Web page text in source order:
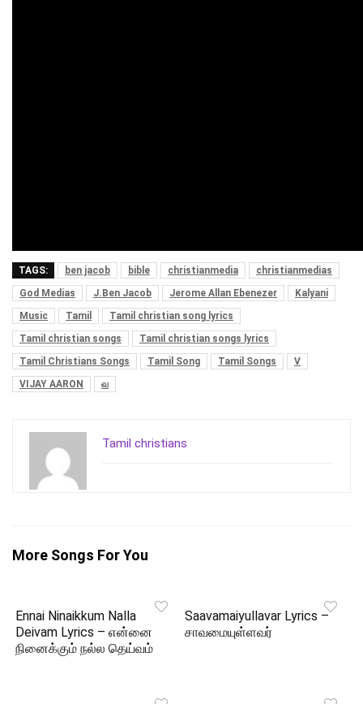
TAGS: ben jacob bible christianmedia
christianmedias
God Medias
J.Ben Jacob Jerome Allan Ebenezer
Kalyani
Music
Tamil
Tamil christian song lyrics
Tamil christian songs
Tamil christian songs lyrics
Tamil Christians Songs
Tamil Song Tamil Songs
V
VIJAY AARON
வ
Tamil christians
More Songs For You
Ennai Ninaikkum Nalla
Deivam Lyrics – என்னை
நினைக்கும் நல்ல தெய்வம்
Saavamaiyullavar Lyrics –
சாவமையுள்ளவர்